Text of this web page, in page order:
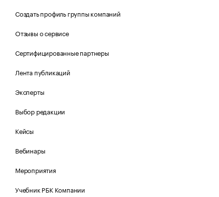
Создать профиль группы компаний
Отзывы о сервисе
Сертифицированные партнеры
Лента публикаций
Эксперты
Выбор редакции
Кейсы
Вебинары
Мероприятия
Учебник РБК Компании